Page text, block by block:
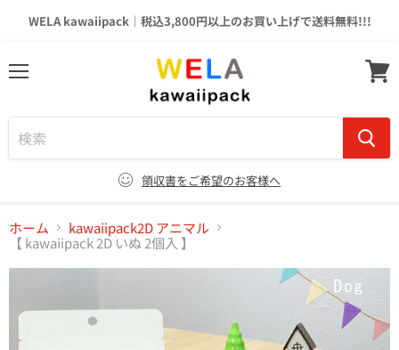
WELA kawaiipack｜税込3,800円以上のお買い上げで送料無料!!!
ュ
領収書をご希望のお客様へ
ト
を
見
る
ホーム
kawaiipack2D アニマル
【 kawaiipack 2D いぬ 2個入 】